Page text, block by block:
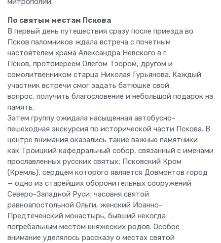
По святым местам Пскова
В первый день путешествия сразу после приезда во
Псков паломников ждала встреча с почетным
настоятелем храма Александра Невского в г.
Псков, протоиереем Олегом Тэором, другом и
сомолитвенником старца Николая Гурьянова. Каждый
участник встречи смог задать батюшке свой
вопрос, получить благословение и небольшой подарок на
память.
Затем группу ожидала насыщенная автобусно-
пешеходная экскурсия по исторической части Пскова. В
центре внимания оказались такие важные памятники
как Троицкий кафедральный собор, связанный с именами
прославленных русских святых; Псковский Кром
(Кремль), сердцем которого является Довмонтов город
— одно из старейших оборонительных сооружений
Северо-Западной Руси; часовня святой
равноапостольной Ольги, женский Иоанно-
Предтеченский монастырь, бывший некогда
погребальным местом княжеских родов. Особое
внимание уделялось рассказу о местах святой